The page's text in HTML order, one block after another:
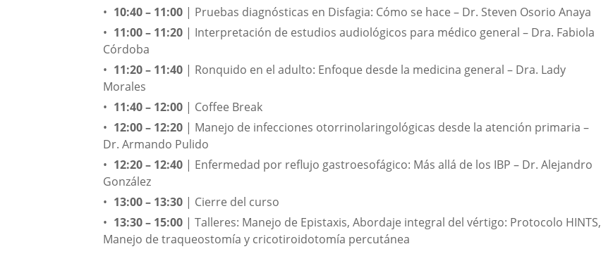
10:40 – 11:00 | Pruebas diagnósticas en Disfagia: Cómo se hace – Dr. Steven Osorio Anaya
11:00 – 11:20 | Interpretación de estudios audiológicos para médico general – Dra. Fabiola
Córdoba
11:20 – 11:40 | Ronquido en el adulto: Enfoque desde la medicina general – Dra. Lady
Morales
11:40 – 12:00 | Coffee Break
12:00 – 12:20 | Manejo de infecciones otorrinolaringológicas desde la atención primaria –
Dr. Armando Pulido
12:20 – 12:40 | Enfermedad por reflujo gastroesofágico: Más allá de los IBP – Dr. Alejandro
González
13:00 – 13:30 | Cierre del curso
13:30 – 15:00 | Talleres: Manejo de Epistaxis, Abordaje integral del vértigo: Protocolo HINTS,
Manejo de traqueostomía y cricotiroidotomía percutánea